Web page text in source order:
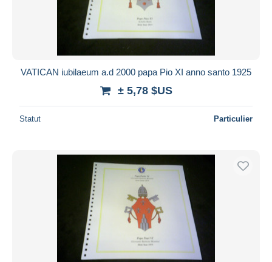
VATICAN iubilaeum a.d 2000 papa Pio XI anno santo 1925
± 5,78 $US
Statut Particulier